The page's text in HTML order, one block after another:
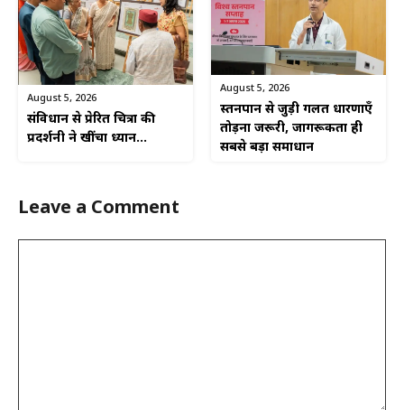
August 5, 2026
संविधान से प्रेरित चित्रों की
प्रदर्शनी ने खींचा ध्यान…
August 5, 2026
स्तनपान से जुड़ी गलत धारणाएँ
तोड़ना जरूरी, जागरूकता ही
सबसे बड़ा समाधान
Leave a Comment